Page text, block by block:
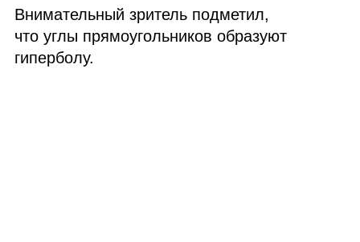
Внимательный зритель подметил,
что углы прямоугольников образуют
гиперболу.